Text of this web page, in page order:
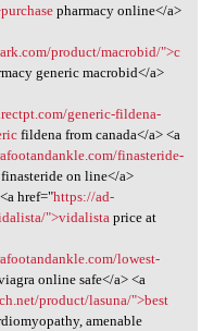
pharmacy online</a>
product/macrobid/">c
generic macrobid</a>
generic-fildena-
fildena from canada</a> <a
finasteride-
on line</a>
href="https://ad-
">vidalista price at
lowest-
online safe</a> <a
product/lasuna/">best
amenable